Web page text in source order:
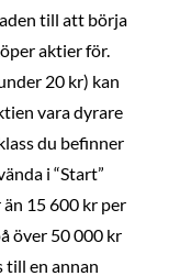
till att börja
aktier för.
20 kr) kan
vara dyrare
du befinner
i “Start”
15 600 kr per
över 50 000 kr
en annan